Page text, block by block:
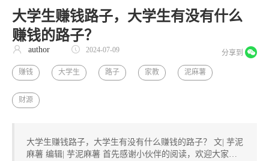
大学生赚钱路子，大学生有没有什么
赚钱的路子？
分享到
author 2024-07-09
赚钱 大学生 路子 家教 泥麻薯
财源
大学生赚钱路子，大学生有没有什么赚钱的路子？ 文| 芋泥
麻薯 编辑| 芋泥麻薯 首先感谢小伙伴的阅读，欢迎大家…